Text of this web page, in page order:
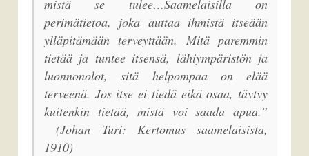
mistä se tulee…Saamelaisilla on
perimätietoa, joka auttaa ihmistä itseään
ylläpitämään terveyttään. Mitä paremmin
tietää ja tuntee itsensä, lähiympäristön ja
luonnonolot, sitä helpompaa on elää
terveenä. Jos itse ei tiedä eikä osaa, täytyy
kuitenkin tietää, mistä voi saada apua.”
(Johan Turi: Kertomus saamelaisista,
1910)